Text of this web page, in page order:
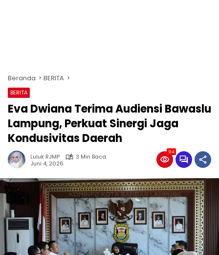
Beranda BERITA
BERITA
Eva Dwiana Terima Audiensi Bawaslu
Lampung, Perkuat Sinergi Jaga
Kondusivitas Daerah
Luluk RJMP
3 Min Baca
Juni 4, 2026
94